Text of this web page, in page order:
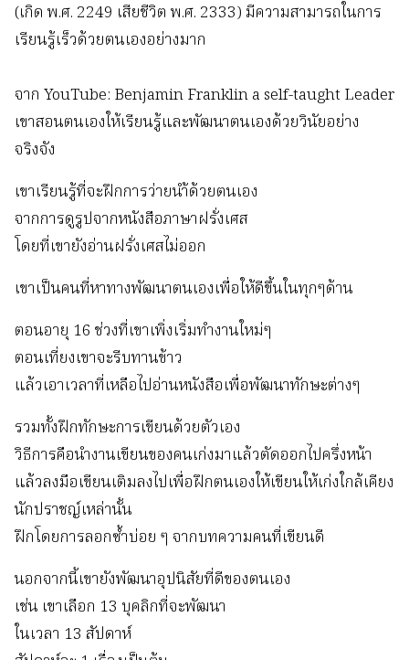
(เกิด พ.ศ. 2249 เสียชีวิต พ.ศ. 2333) มีความสามารถในการ
เรียนรู้เร็วด้วยตนเองอย่างมาก
จาก YouTube: Benjamin Franklin a self-taught Leader
เขาสอนตนเองให้เรียนรู้และพัฒนาตนเองด้วยวินัยอย่าง
จริงจัง
เขาเรียนรู้ที่จะฝึกการว่ายนำ้ด้วยตนเอง
จากการดูรูปจากหนังสือภาษาฝรั่งเศส
โดยที่เขายังอ่านฝรั่งเศสไม่ออก
เขาเป็นคนที่หาทางพัฒนาตนเองเพื่อให้ดีขึ้นในทุกๆด้าน
ตอนอายุ 16 ช่วงที่เขาเพิ่งเริ่มทำงานใหม่ๆ
ตอนเที่ยงเขาจะรีบทานข้าว
แล้วเอาเวลาที่เหลือไปอ่านหนังสือเพื่อพัฒนาทักษะต่างๆ
รวมทั้งฝึกทักษะการเขียนด้วยตัวเอง
วิธีการคือนำงานเขียนของคนเก่งมาแล้วตัดออกไปครึ่งหน้า
แล้วลงมือเขียนเติมลงไปเพื่อฝึกตนเองให้เขียนให้เก่งใกล้เคียง
นักปราชญ์เหล่านั้น
ฝึกโดยการลอกซ้ำบ่อย ๆ จากบทความคนที่เขียนดี
นอกจากนี้เขายังพัฒนาอุปนิสัยที่ดีของตนเอง
เช่น เขาเลือก 13 บุคลิกที่จะพัฒนา
ในเวลา 13 สัปดาห์